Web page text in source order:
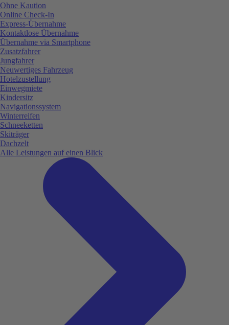
Ohne Kaution
Online Check-In
Express-Übernahme
Kontaktlose Übernahme
Übernahme via Smartphone
Zusatzfahrer
Jungfahrer
Neuwertiges Fahrzeug
Hotelzustellung
Einwegmiete
Kindersitz
Navigationssystem
Winterreifen
Schneeketten
Skiträger
Dachzelt
Alle Leistungen auf einen Blick